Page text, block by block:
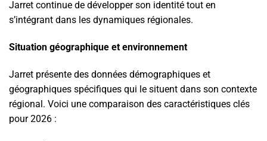
Jarret continue de développer son identité tout en
s’intégrant dans les dynamiques régionales.
Situation géographique et environnement
Jarret présente des données démographiques et
géographiques spécifiques qui le situent dans son contexte
régional. Voici une comparaison des caractéristiques clés
pour 2026 :